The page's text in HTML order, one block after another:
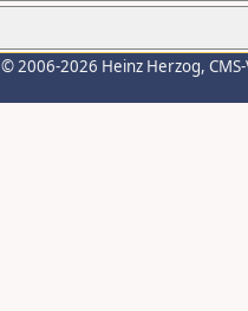
© 2006-2026 Heinz Herzog,